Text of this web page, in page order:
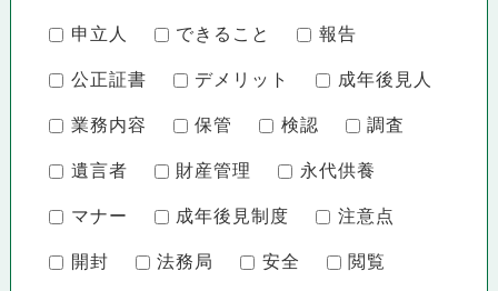
申立人 できること 報告
公正証書 デメリット 成年後見人
業務内容 保管 検認 調査
遺言者 財産管理 永代供養
マナー 成年後見制度 注意点
開封 法務局 安全 閲覧